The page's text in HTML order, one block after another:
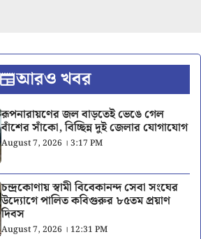
আরও খবর
রূপনারায়ণের জল বাড়তেই ভেঙে গেল
বাঁশের সাঁকো, বিচ্ছিন্ন দুই জেলার যোগাযোগ
August 7, 2026 । 3:17 PM
চন্দ্রকোণায় স্বামী বিবেকানন্দ সেবা সংঘের
উদ্যোগে পালিত কবিগুরুর ৮৫তম প্রয়াণ
দিবস
August 7, 2026 । 12:31 PM